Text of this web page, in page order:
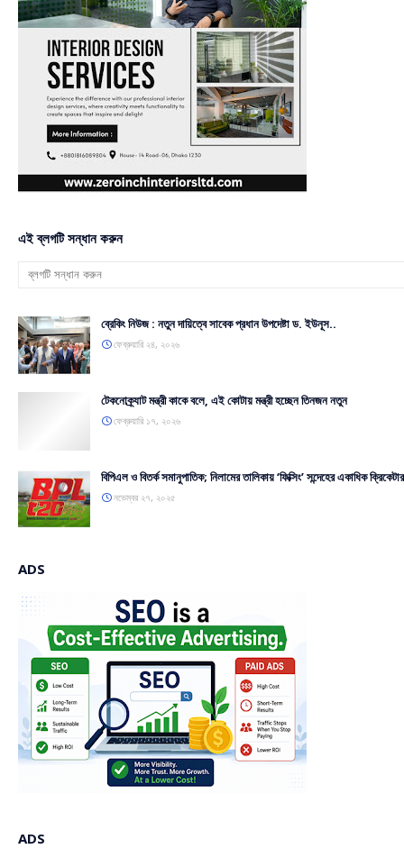
এই ব্লগটি সন্ধান করুন
ব্রেকিং নিউজ : নতুন দায়িত্বে সাবেক প্রধান উপদেষ্টা ড. ইউনূস..
ফেব্রুয়ারি ২৪, ২০২৬
টেকনোক্র্যাট মন্ত্রী কাকে বলে, এই কোটায় মন্ত্রী হচ্ছেন তিনজন নতুন
ফেব্রুয়ারি ১৭, ২০২৬
বিপিএল ও বিতর্ক সমানুপাতিক; নিলামের তালিকায় ‘ফিক্সিং’ সন্দেহের একাধিক
নভেম্বর ২৭, ২০২৫
ADS
ADS